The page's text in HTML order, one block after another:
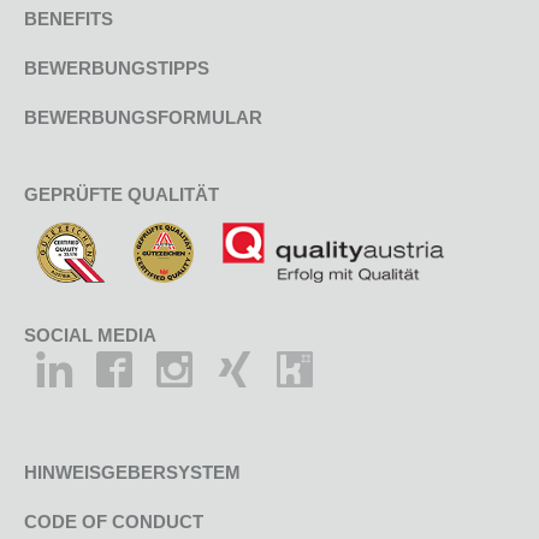
BENEFITS
BEWERBUNGSTIPPS
BEWERBUNGSFORMULAR
GEPRÜFTE QUALITÄT
SOCIAL MEDIA
HINWEISGEBERSYSTEM
CODE OF CONDUCT